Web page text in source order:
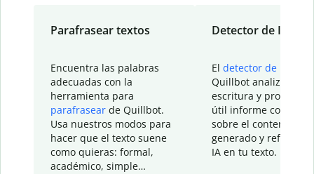
Parafrasear textos
Encuentra las palabras
adecuadas con la
herramienta para
parafrasear de Quillbot.
Usa nuestros modos para
hacer que el texto suene
como quieras: formal,
académico, simple…
Detector de IA
El detector de IA
Quillbot analiza tu
escritura y
útil informe con
sobre el contenido
generado y refinado
IA en tu texto.